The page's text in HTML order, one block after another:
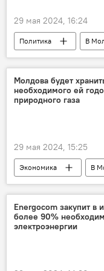
29 мая 2024, 16:24
Политика
В
Блок "Победа"
Молдова будет
необходимого ей
природного газа
29 мая 2024, 15:25
Экономика В
хранение
Energocom закупит в
более 90%
электроэнергии